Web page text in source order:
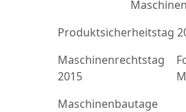
Produktsicherheitstag
Maschinenrechtstag
2015
Maschinenbautage